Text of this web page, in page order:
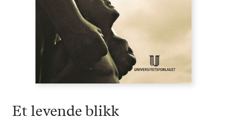
Et levende blikk